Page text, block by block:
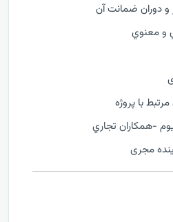
و دوران ضمانت آن
و معنوي
با پروژه
-همكاران تجاري
مجری